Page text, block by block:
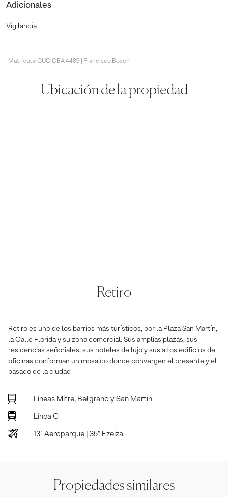
Adicionales
Vigilancia
Matrícula: CUCICBA 4489 | Francisco Bosch
Ubicación de la propiedad
Retiro
Retiro es uno de los barrios más turísticos, por la Plaza San Martín,
la Calle Florida y su zona comercial. Sus amplias plazas, sus
residencias señoriales, sus hoteles de lujo y sus altos edificios de
oficinas conforman un mosaico donde convergen el presente y el
pasado de la ciudad
Líneas Mitre, Belgrano y San Martín
Línea C
13" Aeroparque | 35" Ezeiza
Propiedades similares